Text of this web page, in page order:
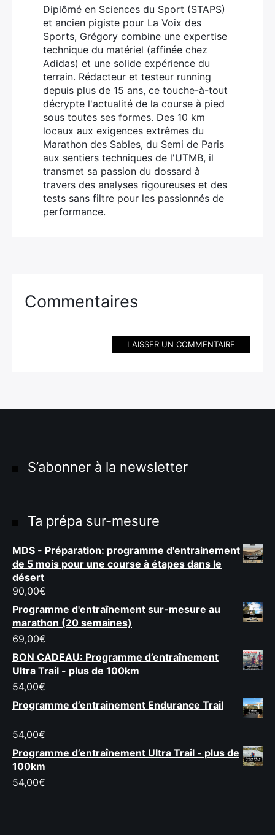
Diplômé en Sciences du Sport (STAPS)
et ancien pigiste pour La Voix des
Sports, Grégory combine une expertise
technique du matériel (affinée chez
Adidas) et une solide expérience du
terrain. Rédacteur et testeur running
depuis plus de 15 ans, ce touche-à-tout
décrypte l'actualité de la course à pied
sous toutes ses formes. Des 10 km
locaux aux exigences extrêmes du
Marathon des Sables, du Semi de Paris
aux sentiers techniques de l'UTMB, il
transmet sa passion du dossard à
travers des analyses rigoureuses et des
tests sans filtre pour les passionnés de
performance.
Commentaires
LAISSER UN COMMENTAIRE
S’abonner à la newsletter
Ta prépa sur-mesure
MDS - Préparation: programme d'entrainement
de 5 mois pour une course à étapes dans le
désert
90,00€
Programme d'entraînement sur-mesure au
marathon (20 semaines)
69,00€
BON CADEAU: Programme d’entraînement
Ultra Trail - plus de 100km
54,00€
Programme d’entrainement Endurance Trail
54,00€
Programme d’entraînement Ultra Trail - plus de
100km
54,00€